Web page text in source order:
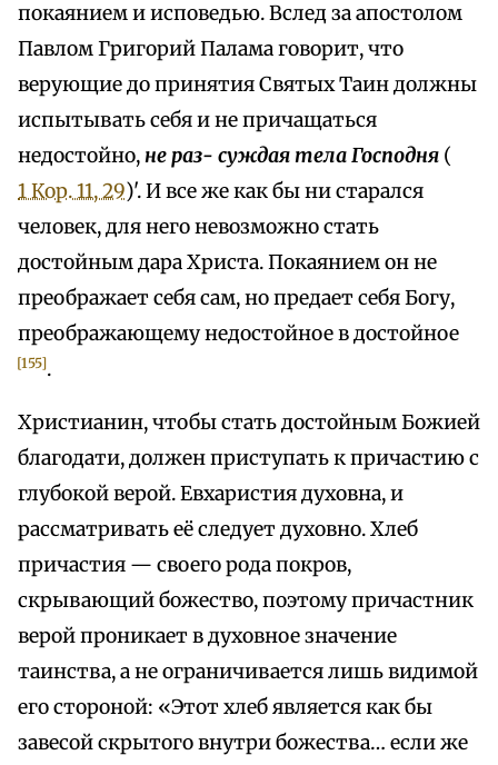
покаянием и исповедью. Вслед за апостолом
Павлом Григорий Палама говорит, что
верующие до принятия Святых Таин должны
испытывать себя и не причащаться
недостойно,не раз- суждая тела Господня (
1 Кор. 11, 29)'. И все же как бы ни старался
человек, для него невозможно стать
достойным дара Христа. Покаянием он не
преображает себя сам, но предает себя Богу,
преображающему недостойное в достойное
[155].
Христианин, чтобы стать достойным Божией
благодати, должен приступать к причастию с
глубокой верой. Евхаристия духовна, и
рассматривать её следует духовно. Хлеб
причастия — своего рода покров,
скрывающий божество, поэтому причастник
верой проникает в духовное значение
таинства, а не ограничивается лишь видимой
его стороной: «Этот хлеб является как бы
завесой скрытого внутри божества… если же